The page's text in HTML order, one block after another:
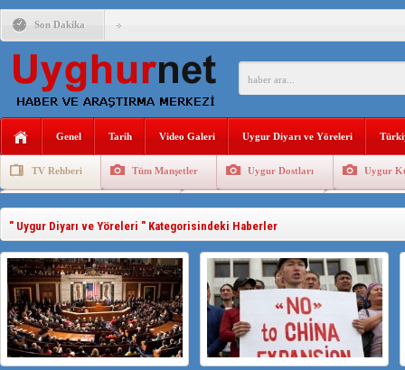
Son Dakika
ÇİN’İN “GÜVENLİK”SÖYLEMİ İLE DOĞU TÜRKİSTAN’DA
ANAHTAR PARTİ GENEL BAŞKANI AĞIRALİOĞLU :
ÇİN’İN UYGUR POLİTİKALARINI ÖVEN DİYANET
MHP’DEN URUMÇİ KATLİAMI MESAJİ : 05.07.2009
Genel Tarih Video Galeri Uygur Diyarı ve Yöreleri
TV Rehberi Tüm Manşetler Uygur Dostları Uygur
Uygurlarda Düğün ve Cenaze Uygur Geleneksel Tip Uygur
" Uygur Diyarı ve Yöreleri " Kategorisindeki Haberler